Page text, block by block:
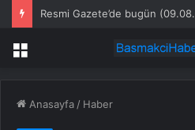
Resmi Gazete’de bugün
Menü
Anasayfa / Haber